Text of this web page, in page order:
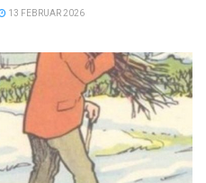
13 FEBRUAR 2026